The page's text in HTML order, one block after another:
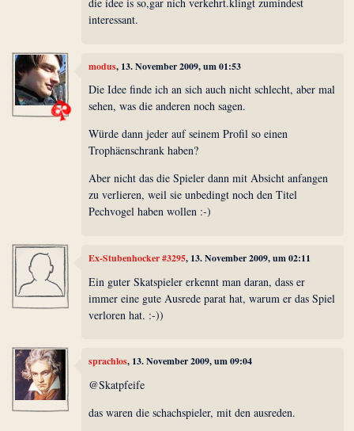
interessant.
modus, 13. November 2009, um 01:53
Die Idee finde ich an sich auch nicht schlecht, aber mal
sehen, was die anderen noch sagen.
Würde dann jeder auf seinem Profil so einen
Trophäenschrank haben?
Aber nicht das die Spieler dann mit Absicht anfangen
zu verlieren, weil sie unbedingt noch den Titel
Pechvogel haben wollen :-)
Ex-Stubenhocker #3295, 13. November 2009, um 02:11
Ein guter Skatspieler erkennt man daran, dass er
immer eine gute Ausrede parat hat, warum er das Spiel
verloren hat. :-))
sprachlos, 13. November 2009, um 09:04
@Skatpfeife
das waren die schachspieler, mit den ausreden.